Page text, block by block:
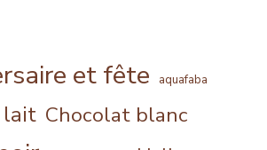
et fête aquafaba
lait Chocolat blanc